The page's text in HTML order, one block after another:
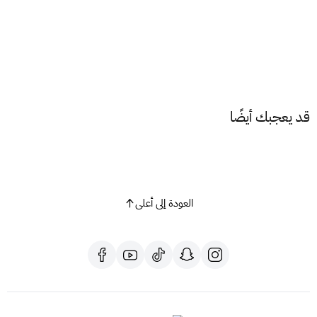
الإعدادات → شبكة الجوال → إدارة بطاقات SIM
لا يوجد توصيل للشرائح
رسوم بدل الفاقد: 28 ريال
قد يعجبك أيضًا
العودة إلى أعلى